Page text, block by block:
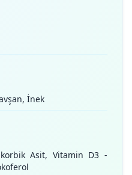
İnek
Asit, Vitamin D3 -